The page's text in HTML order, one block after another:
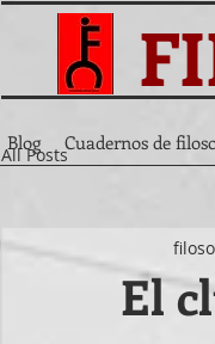
All Posts
El
Blog Cuadernos de